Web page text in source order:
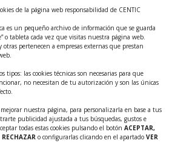
de la página web responsabilidad de CENTIC
es un pequeño archivo de información que se guarda
o tableta cada vez que visitas nuestra página web.
otras pertenecen a empresas externas que prestan
tipos: las cookies técnicas son necesarias para que
no necesitan de tu autorización y son las únicas
nuestra página, para personalizarla en base a tus
publicidad ajustada a tus búsquedas, gustos e
todas estas cookies pulsando el botón ACEPTAR,
RECHAZAR o configurarlas clicando en el apartado VER
el apoyo a las empresas
tecnológico y escalables
de Innovación. Ayudas INFO
de servicios de Innovación y
INFO. Ayudas para la
de Innovación y
apoyar rondas de financiación.